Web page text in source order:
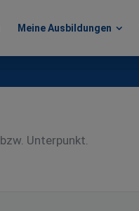
Meine Ausbildungen
Unterpunkt.